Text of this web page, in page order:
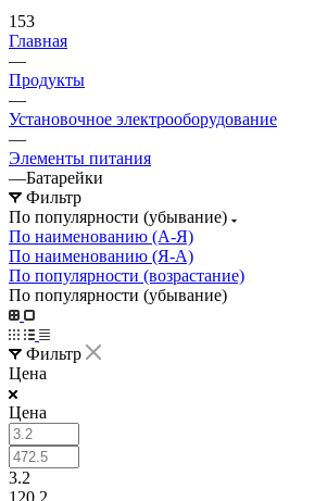
153
Главная
—
Продукты
—
Установочное электрооборудование
—
Элементы питания
—Батарейки
Фильтр
По популярности (убывание)
По наименованию (А-Я)
По наименованию (Я-А)
По популярности (возрастание)
По популярности (убывание)
Фильтр
Цена
Цена
3.2
120.2